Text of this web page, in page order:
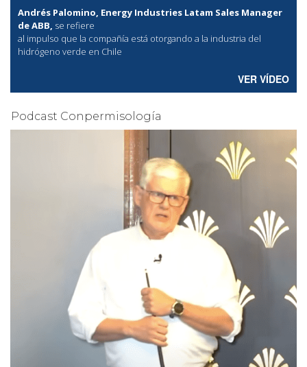
Andrés Palomino, Energy Industries Latam Sales Manager
de ABB, se refiere
al impulso que la compañía está otorgando a la industria del
hidrógeno verde en Chile
VER VÍDEO
Podcast Conpermisología